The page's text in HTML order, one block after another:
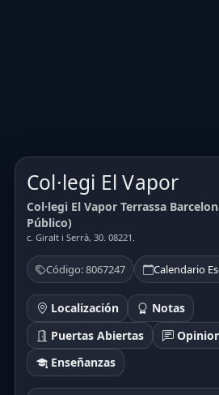
Col·legi El Vapor
Col·legi El Vapor Terrassa
Público)
c. Giralt i Serrà, 30. 08221.
Código: 8067247 Calendario
Localización
Notas
Puertas Abiertas
Enseñanzas